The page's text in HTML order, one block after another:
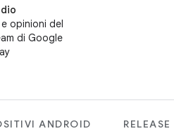
opinioni del
di Google
ANDROID
RELEASE